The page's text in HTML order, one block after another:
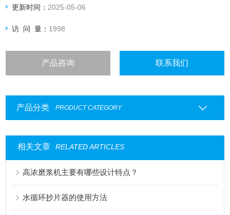
更新时间： 2025-05-06
访 问 量： 1998
产品咨询 联系我们
产品分类 PRODUCT CATEGORY
相关文章 RELATED ARTICLES
高浓磨浆机主要有哪些设计特点？
水循环抄片器的使用方法